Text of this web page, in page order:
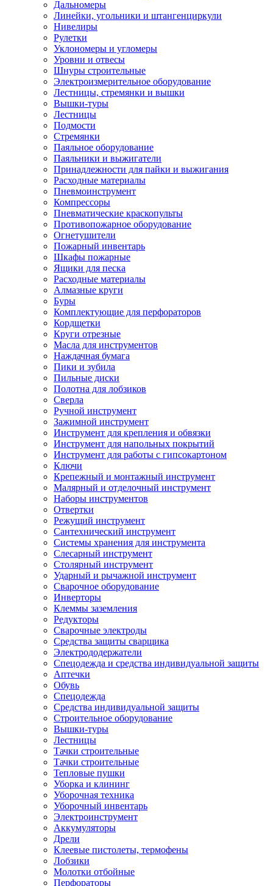
Дальномеры
Линейки, угольники и штангенциркули
Нивелиры
Рулетки
Уклономеры и угломеры
Уровни и отвесы
Шнуры строительные
Электроизмерительное оборудование
Лестницы, стремянки и вышки
Вышки-туры
Лестницы
Подмости
Стремянки
Паяльное оборудование
Паяльники и выжигатели
Принадлежности для пайки и выжигания
Расходные материалы
Пневмоинструмент
Компрессоры
Пневматические краскопульты
Противопожарное оборудование
Огнетушители
Пожарный инвентарь
Шкафы пожарные
Ящики для песка
Расходные материалы
Алмазные круги
Буры
Комплектующие для перфораторов
Кордщетки
Круги отрезные
Масла для инструментов
Наждачная бумага
Пики и зубила
Пильные диски
Полотна для лобзиков
Сверла
Ручной инструмент
Зажимной инструмент
Инструмент для крепления и обвязки
Инструмент для напольных покрытий
Инструмент для работы с гипсокартоном
Ключи
Крепежный и монтажный инструмент
Малярный и отделочный инструмент
Наборы инструментов
Отвертки
Режущий инструмент
Сантехнический инструмент
Системы хранения для инструмента
Слесарный инструмент
Столярный инструмент
Ударный и рычажной инструмент
Сварочное оборудование
Инверторы
Клеммы заземления
Редукторы
Сварочные электроды
Средства защиты сварщика
Электрододержатели
Спецодежда и средства индивидуальной защиты
Аптечки
Обувь
Спецодежда
Средства индивидуальной защиты
Строительное оборудование
Вышки-туры
Лестницы
Тачки строительные
Тачки строительные
Тепловые пушки
Уборка и клининг
Уборочная техника
Уборочный инвентарь
Электроинструмент
Аккумуляторы
Дрели
Клеевые пистолеты, термофены
Лобзики
Молотки отбойные
Перфораторы